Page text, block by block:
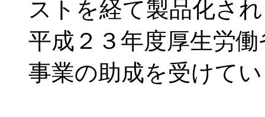
ストを経て製品化さ
平成２３年度厚生労
事業の助成を受けて